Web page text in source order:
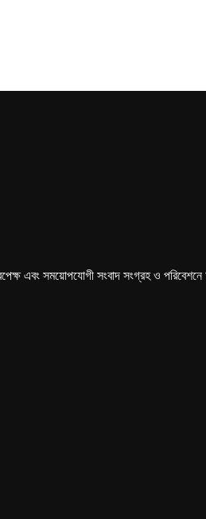
এবং সময়োপযোগী সংবাদ সংগ্রহ ও